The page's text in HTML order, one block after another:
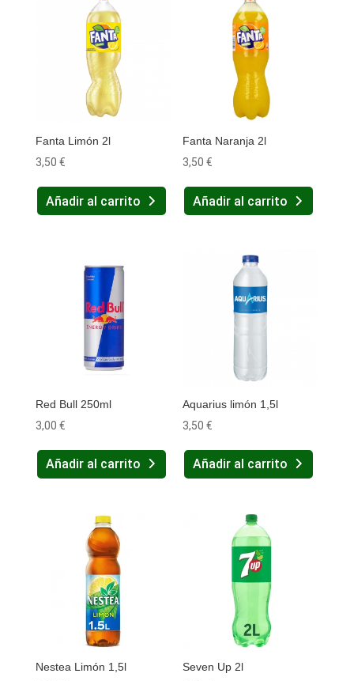
Fanta Limón 2l
3,50 €
Añadir al carrito
Fanta Naranja 2l
3,50€
Añadir al carrito
Red Bull 250ml
3,00 €
Añadir al carrito
Aquarius limón 1,5l
3,50€
Añadir al carrito
Nestea Limón 1,5l
Seven Up 2l